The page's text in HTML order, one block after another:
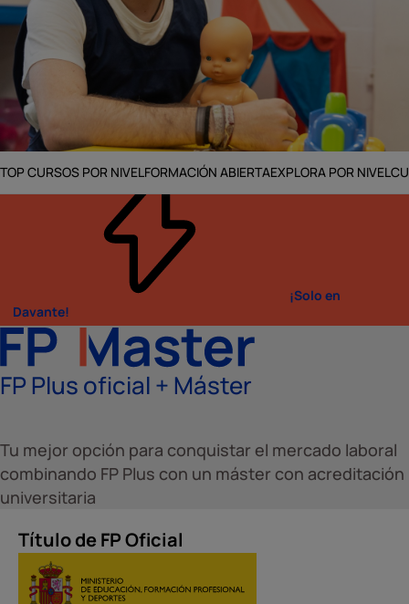
TOP CURSOS POR NIVELFORMACIÓN ABIERTAEXPLORA POR NIVEL
FP Sociocultural
¡Solo en
Davante!
FP Plus oficial + Máster
Tu mejor opción para conquistar el mercado laboral
combinando FP Plus con un máster con acreditación
universitaria
Título de FP Oficial